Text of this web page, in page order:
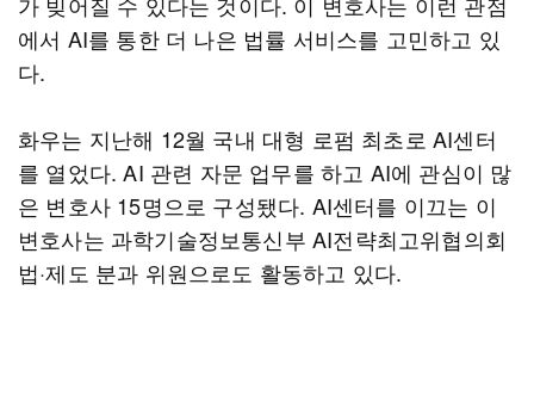
에서 AI를 통한 더 나은 법률 서비스를 고민하고 있
다.
화우는 지난해 12월 국내 대형 로펌 최초로 AI센터
를 열었다. AI 관련 자문 업무를 하고 AI에 관심이 많
은 변호사 15명으로 구성됐다. AI센터를 이끄는 이
변호사는 과학기술정보통신부 AI전략최고위협의회
법·제도 분과 위원으로도 활동하고 있다.